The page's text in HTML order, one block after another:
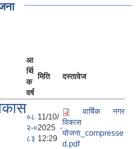
आ
र्थि
क
वर्ष
मिति दस्तावेज
०८
२-०
८३
11/10/
2025 -
12:29
वार्षिक नगर
विकास
योजना_compresse
d.pdf